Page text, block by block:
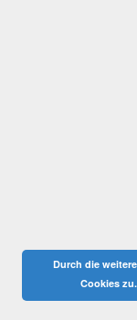
Durch die
Cookies